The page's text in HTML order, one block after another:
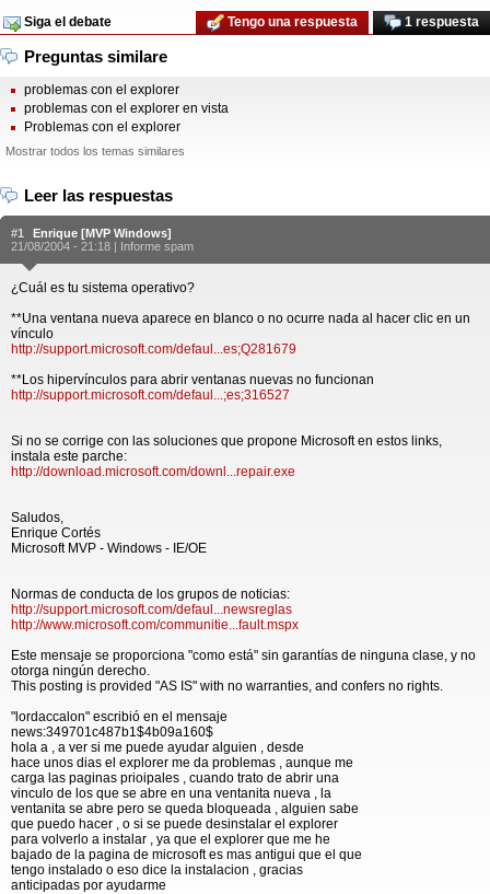
Siga el debate 1 respuesta
Tengo una respuesta
Preguntas similare
problemas con el explorer
problemas con el explorer en vista
Problemas con el explorer
Mostrar todos los temas similares
Leer las respuestas
#1
Enrique [MVP Windows]
21/08/2004 - 21:18 | Informe spam
¿Cuál es tu sistema operativo?
**Una ventana nueva aparece en blanco o no ocurre nada al hacer clic en un
vínculo
http://support.microsoft.com/defaul...es;Q281679
**Los hipervínculos para abrir ventanas nuevas no funcionan
http://support.microsoft.com/defaul...;es;316527
Si no se corrige con las soluciones que propone Microsoft en estos links,
instala este parche:
http://download.microsoft.com/downl...repair.exe
Saludos,
Enrique Cortés
Microsoft MVP - Windows - IE/OE
Normas de conducta de los grupos de noticias:
http://support.microsoft.com/defaul...newsreglas
http://www.microsoft.com/communitie...fault.mspx
Este mensaje se proporciona "como está" sin garantías de ninguna clase, y no
otorga ningún derecho.
This posting is provided "AS IS" with no warranties, and confers no rights.
"lordaccalon" escribió en el mensaje
news:349701c487b1$4b09a160$
hola a , a ver si me puede ayudar alguien , desde
hace unos dias el explorer me da problemas , aunque me
carga las paginas prioipales , cuando trato de abrir una
vinculo de los que se abre en una ventanita nueva , la
ventanita se abre pero se queda bloqueada , alguien sabe
que puedo hacer , o si se puede desinstalar el explorer
para volverlo a instalar , ya que el explorer que me he
bajado de la pagina de microsoft es mas antigui que el que
tengo instalado o eso dice la instalacion , gracias
anticipadas por ayudarme